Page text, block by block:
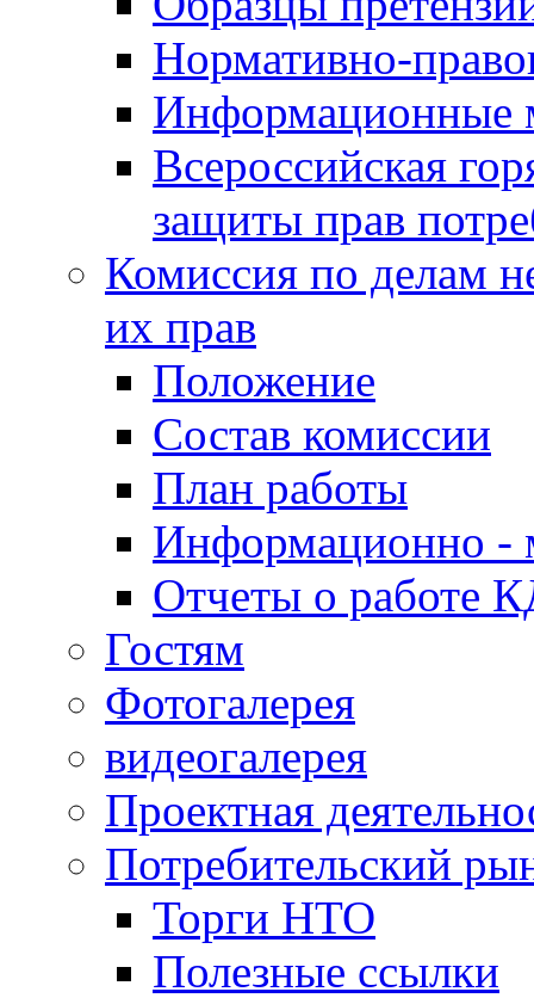
Нормативно-
Информационные
Всероссийская
защиты прав
Комиссия по делам
их прав
Положение
Состав комиссии
План работы
Информационно -
Отчеты о работе
Гостям
Фотогалерея
видеогалерея
Проектная
Потребительский
Торги НТО
Полезные ссылки